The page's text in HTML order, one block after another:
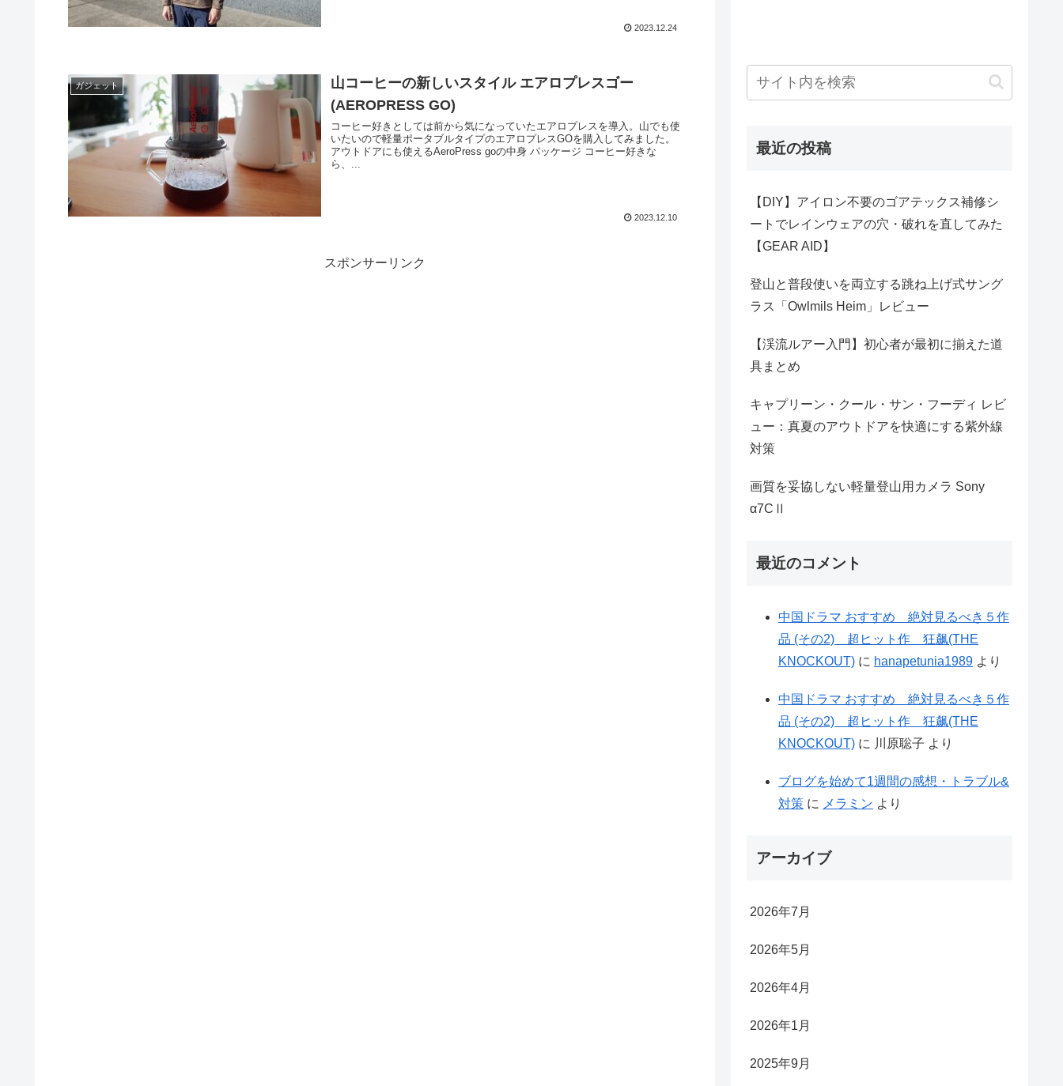
2023.12.24
ガジェット
山コーヒーの新しいスタイル エアロプレスゴー
(AEROPRESS GO)
コーヒー好きとしては前から気になっていたエアロプレスを導入。山でも使
いたいので軽量ポータブルタイプのエアロプレスGOを購入してみました。
アウトドアにも使えるAeroPress goの中身 パッケージ コーヒー好きな
ら、...
2023.12.10
スポンサーリンク
最近の投稿
【DIY】アイロン不要のゴアテックス補修シ
ートでレインウェアの穴・破れを直してみた
【GEAR AID】
登山と普段使いを両立する跳ね上げ式サング
ラス「Owlmils Heim」レビュー
【渓流ルアー入門】初心者が最初に揃えた道
具まとめ
キャプリーン・クール・サン・フーディ レビ
ュー：真夏のアウトドアを快適にする紫外線
対策
画質を妥協しない軽量登山用カメラ Sony
α7CⅡ
最近のコメント
中国ドラマ おすすめ 絶対見るべき５作
品 (その2) 超ヒット作 狂飙(THE
KNOCKOUT) に hanapetunia1989 より
中国ドラマ おすすめ 絶対見るべき５作
品 (その2) 超ヒット作 狂飙(THE
KNOCKOUT) に 川原聡子 より
ブログを始めて1週間の感想・トラブル&
対策 に メラミン より
アーカイブ
2026年7月
2026年5月
2026年4月
2026年1月
2025年9月